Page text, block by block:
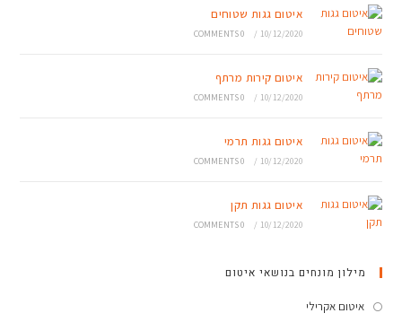
איטום גגות שטוחים
10/12/2020
/
0 COMMENTS
איטום קירות מרתף
10/12/2020
/
0 COMMENTS
איטום גגות תרמי
10/12/2020
/
0 COMMENTS
איטום גגות תקן
10/12/2020
/
0 COMMENTS
מילון מונחים בנושאי איטום
איטום אקרילי